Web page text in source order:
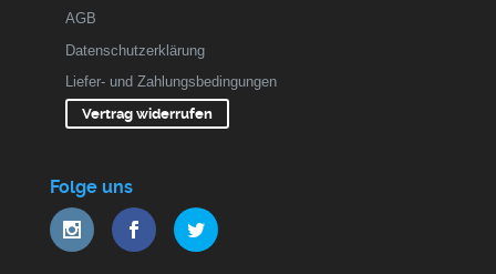
AGB
Datenschutzerklärung
Liefer- und Zahlungsbedingungen
Vertrag widerrufen
Folge uns